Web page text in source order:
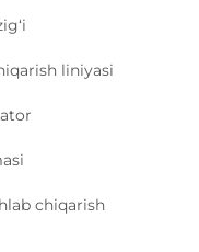
liniyasi
chiqarish